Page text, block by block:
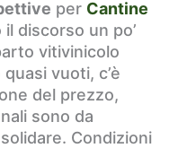
per Cantine
discorso un po’
vitivinicolo
vuoti, c’è
del prezzo,
sono da
Condizioni